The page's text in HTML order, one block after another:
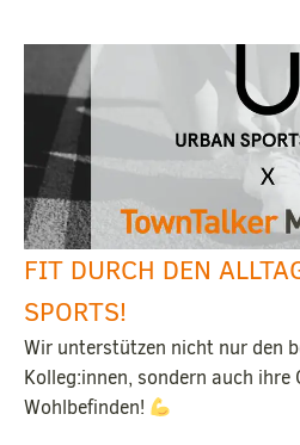
FIT DURCH DEN
SPORTS!
Wir unterstützen nicht nur den
Kolleg:innen, sondern auch ihre
Wohlbefinden!